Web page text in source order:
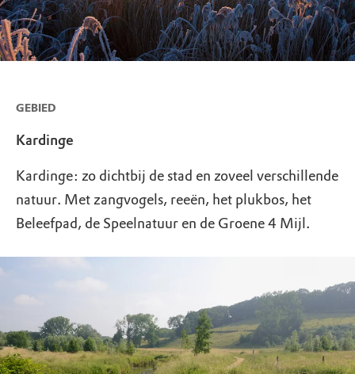
GEBIED
Kardinge
Kardinge: zo dichtbij de stad en zoveel verschillende
natuur. Met zangvogels, reeën, het plukbos, het
Beleefpad, de Speelnatuur en de Groene 4 Mijl.